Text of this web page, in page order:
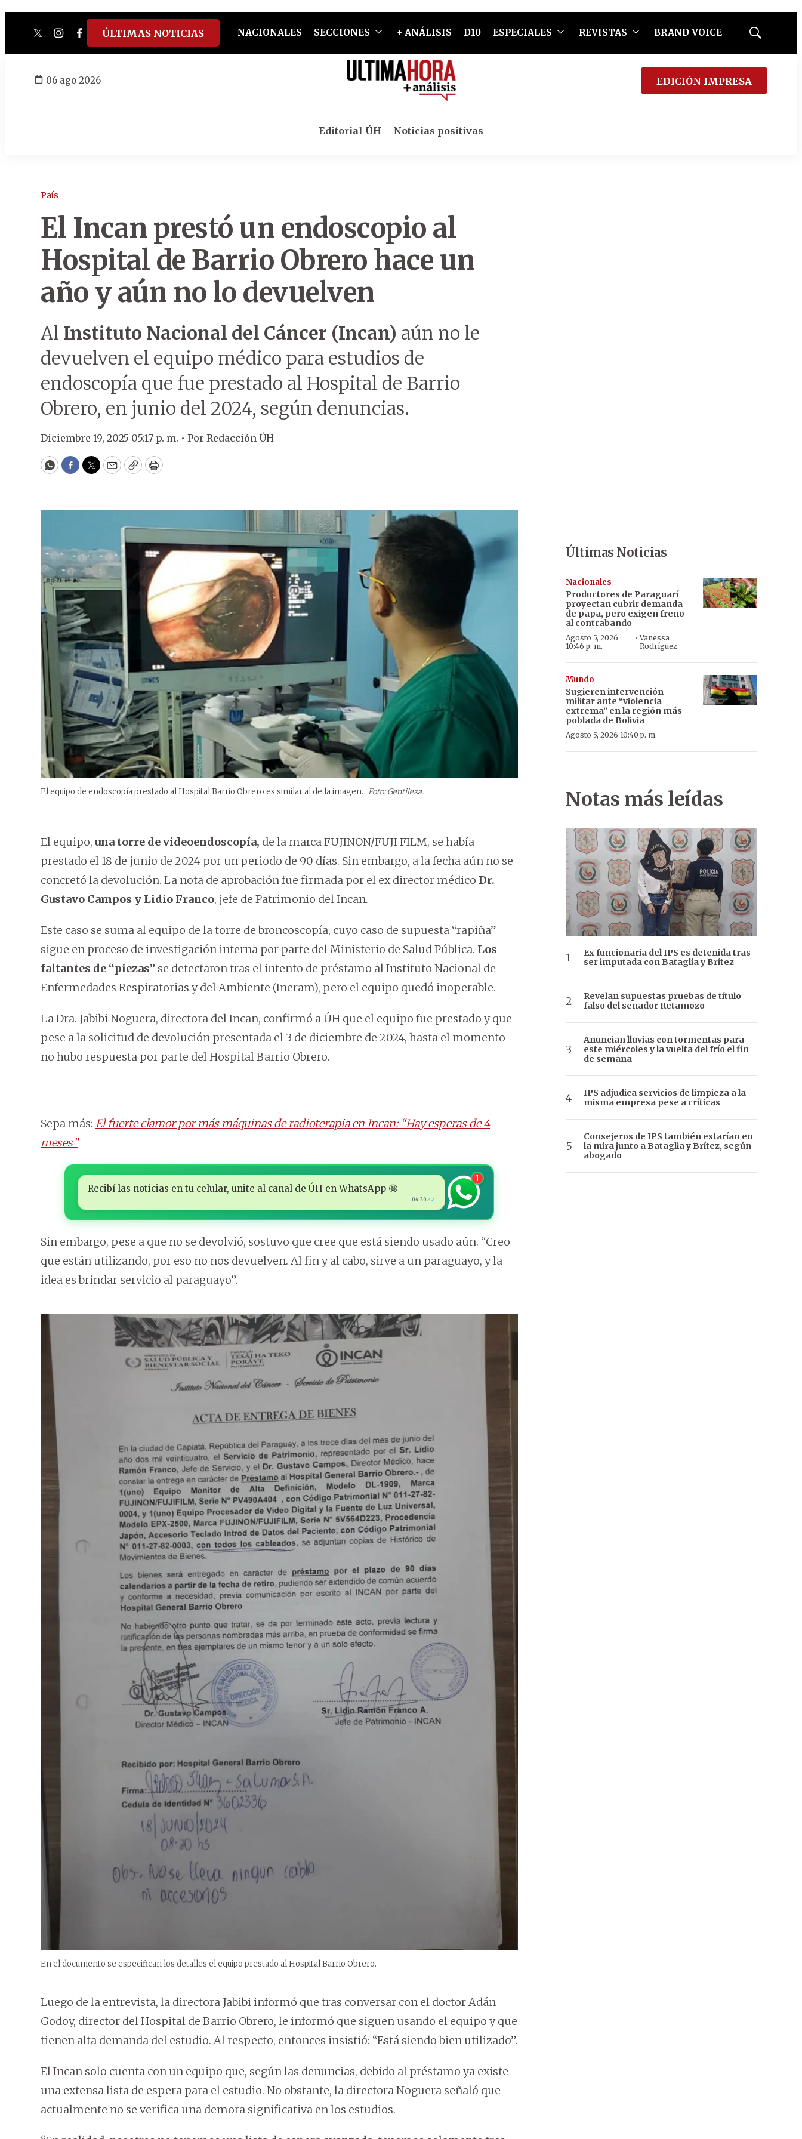
twitterinstagram
facebook
tiktokyoutube
spotify
ÚLTIMAS NOTICIAS NACIONALES SECCIONES + ANÁLISIS D10 ESPECIALES REVISTAS BRAND VOICE
Mostrar
06 ago 2026 EDICIÓN IMPRESA
Editorial ÚH Noticias positivas
País
El Incan prestó un endoscopio al
Hospital de Barrio Obrero hace un
año y aún no lo devuelven
Al Instituto Nacional del Cáncer (Incan) aún no le
devuelven el equipo médico para estudios de
endoscopía que fue prestado al Hospital de Barrio
Obrero, en junio del 2024, según denuncias.
Diciembre 19, 2025 05:17 p. m. • Por Redacción ÚH
WhatsApp
Facebook
Twitter
EmailCopyPrint
El equipo de endoscopía prestado al Hospital Barrio Obrero es similar al de la imagen. Foto: Gentileza.
El equipo, una torre de videoendoscopía, de la marca FUJINON/FUJI FILM, se había
prestado el 18 de junio de 2024 por un periodo de 90 días. Sin embargo, a la fecha aún no se
concretó la devolución. La nota de aprobación fue firmada por el ex director médico Dr.
Gustavo Campos y Lidio Franco, jefe de Patrimonio del Incan.
Este caso se suma al equipo de la torre de broncoscopía, cuyo caso de supuesta “rapiña”
sigue en proceso de investigación interna por parte del Ministerio de Salud Pública. Los
faltantes de “piezas” se detectaron tras el intento de préstamo al Instituto Nacional de
Enfermedades Respiratorias y del Ambiente (Ineram), pero el equipo quedó inoperable.
La Dra. Jabibi Noguera, directora del Incan, confirmó a ÚH que el equipo fue prestado y que
pese a la solicitud de devolución presentada el 3 de diciembre de 2024, hasta el momento
no hubo respuesta por parte del Hospital Barrio Obrero.
Sepa más: El fuerte clamor por más máquinas de radioterapia en Incan: “Hay esperas de 4
meses”
Recibí las noticias en tu celular, unite al canal de ÚH en WhatsApp 🤩
04:20 ✓✓
1
Sin embargo, pese a que no se devolvió, sostuvo que cree que está siendo usado aún. “Creo
que están utilizando, por eso no nos devuelven. Al fin y al cabo, sirve a un paraguayo, y la
idea es brindar servicio al paraguayo”.
En el documento se especifican los detalles el equipo prestado al Hospital Barrio Obrero.
Luego de la entrevista, la directora Jabibi informó que tras conversar con el doctor Adán
Godoy, director del Hospital de Barrio Obrero, le informó que siguen usando el equipo y que
tienen alta demanda del estudio. Al respecto, entonces insistió: “Está siendo bien utilizado”.
El Incan solo cuenta con un equipo que, según las denuncias, debido al préstamo ya existe
una extensa lista de espera para el estudio. No obstante, la directora Noguera señaló que
actualmente no se verifica una demora significativa en los estudios.
Últimas Noticias
Nacionales
Productores de Paraguarí
proyectan cubrir demanda
de papa, pero exigen freno
al contrabando
Agosto 5, 2026
10:46 p. m.
·Vanessa
Rodríguez
Mundo
Sugieren intervención
militar ante “violencia
extrema” en la región más
poblada de Bolivia
Agosto 5, 2026 10:40 p. m.
Notas más leídas
Ex funcionaria del IPS es detenida tras
ser imputada con Bataglia y Brítez
Revelan supuestas pruebas de título
falso del senador Retamozo
Anuncian lluvias con tormentas para
este miércoles y la vuelta del frío el fin
de semana
IPS adjudica servicios de limpieza a la
misma empresa pese a críticas
Consejeros de IPS también estarían en
la mira junto a Bataglia y Brítez, según
abogado